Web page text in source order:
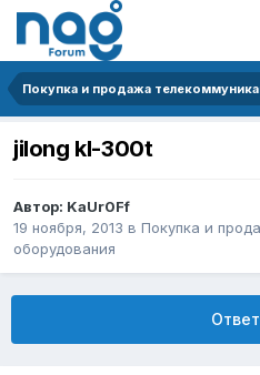
jilong kl-300t
Автор: KaUr0Ff
19 ноября, 2013 в Покупка и
оборудования